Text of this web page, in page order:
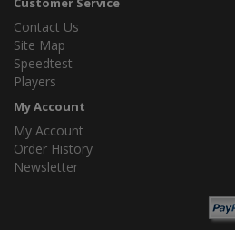
Contact Us
Site Map
Speedtest
Players
My Account
My Account
Order History
Newsletter